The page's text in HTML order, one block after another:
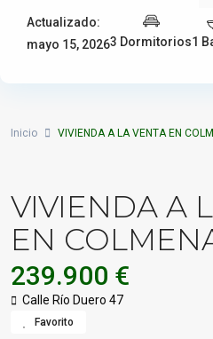
Actualizado:
mayo 15, 20263 Dormitorios1
Inicio VIVIENDA A LA VENTA EN
VIVIENDA A
EN
239.900 €
Calle Río Duero 47
Favorito